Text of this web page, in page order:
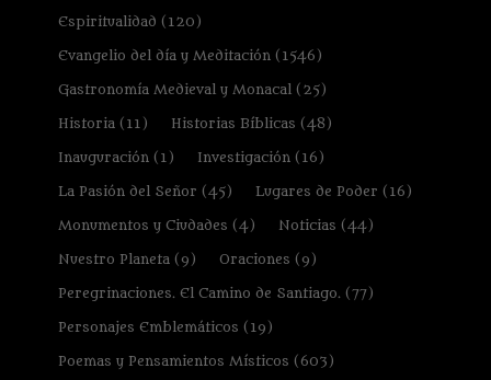
Espiritualidad (120)
Evangelio del día y Meditación(1546)
Gastronomía Medieval y Monacal(25)
Historia(11) Historias Bíblicas (48)
Inauguración(1) Investigación(16)
La Pasión del Señor (45) Lugares de Poder (16)
Monumentos y Ciudades (4) Noticias (44)
Nuestro Planeta(9) Oraciones (9)
Peregrinaciones. El Camino de Santiago.(77)
Personajes Emblemáticos (19)
Poemas y Pensamientos Místicos (603)